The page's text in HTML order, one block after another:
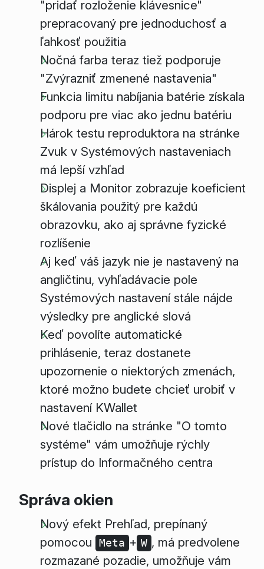
"pridať rozloženie klávesnice"
prepracovaný pre jednoduchosť a
ľahkosť použitia
Nočná farba teraz tiež podporuje
"Zvýrazniť zmenené nastavenia"
Funkcia limitu nabíjania batérie získala
podporu pre viac ako jednu batériu
Hárok testu reproduktora na stránke
Zvuk v Systémových nastaveniach
má lepší vzhľad
Displej a Monitor zobrazuje koeficient
škálovania použitý pre každú
obrazovku, ako aj správne fyzické
rozlíšenie
Aj keď váš jazyk nie je nastavený na
angličtinu, vyhľadávacie pole
Systémových nastavení stále nájde
výsledky pre anglické slová
Keď povolíte automatické
prihlásenie, teraz dostanete
upozornenie o niektorých zmenách,
ktoré možno budete chcieť urobiť v
nastavení KWallet
Nové tlačidlo na stránke "O tomto
systéme" vám umožňuje rýchly
prístup do Informačného centra
Správa okien
Nový efekt Prehľad, prepínaný
pomocou
Meta + W , má predvolene
rozmazané pozadie, umožňuje vám